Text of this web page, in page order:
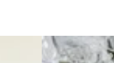
Mixed
Pink